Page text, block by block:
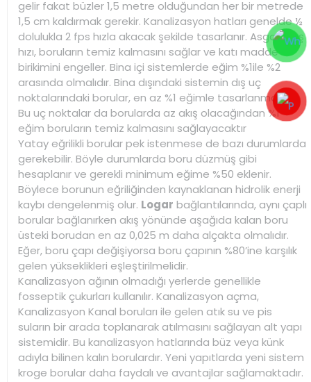
gelir fakat büzler 1,5 metre olduğundan her bir metrede
1,5 cm kaldırmak gerekir. Kanalizasyon hatları genelde ½
dolulukla 2 fps hızla akacak şekilde tasarlanır. Asgari akış
hızı, boruların temiz kalmasını sağlar ve katı madde
birikimini engeller. Bina içi sistemlerde eğim %1ile %2
arasında olmalıdır. Bina dışındaki sistemin dış uç
noktalarındaki borular, en az %1 eğimle tasarlanmalıdır.
Bu uç noktalar da borularda az akış olacağından %1
eğim boruların temiz kalmasını sağlayacaktır
Yatay eğrilikli borular pek istenmese de bazı durumlarda
gerekebilir. Böyle durumlarda boru düzmüş gibi
hesaplanır ve gerekli minimum eğime %50 eklenir.
Böylece borunun eğriliğinden kaynaklanan hidrolik enerji
kaybı dengelenmiş olur. Logar bağlantılarında, aynı çaplı
borular bağlanırken akış yönünde aşağıda kalan boru
üsteki borudan en az 0,025 m daha alçakta olmalıdır.
Eğer, boru çapı değişiyorsa boru çapının %80’ine karşılık
gelen yükseklikleri eşleştirilmelidir.
Kanalizasyon ağının olmadığı yerlerde genellikle
fosseptik çukurları kullanılır. Kanalizasyon açma,
Kanalizasyon Kanal boruları ile gelen atık su ve pis
suların bir arada toplanarak atılmasını sağlayan alt yapı
sistemidir. Bu kanalizasyon hatlarında büz veya künk
adıyla bilinen kalın borulardır. Yeni yapıtlarda yeni sistem
kroge borular daha faydalı ve avantajlar sağlamaktadır.